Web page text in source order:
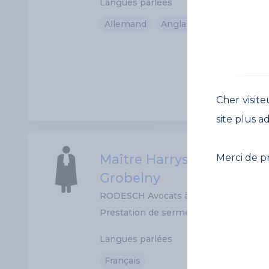
Langues parlées
Allemand
Anglais
Maître Harrys Beneddine
Grobelny
RODESCH Avocats à la Cour
Prestation de serment: N/D
Langues parlées
Français
Cher
site plus
Merci de